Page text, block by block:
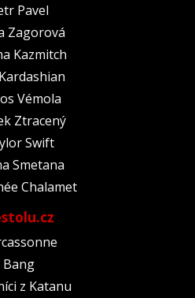
Pavel
Zagorová
Kazmitch
Vémola
Ztracený
Swift
Smetana
Chalamet
Bang
z Katanu